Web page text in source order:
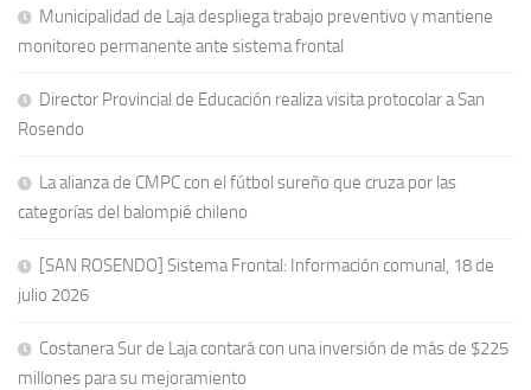
Municipalidad de Laja despliega trabajo preventivo y mantiene
monitoreo permanente ante sistema frontal
Director Provincial de Educación realiza visita protocolar a San
Rosendo
La alianza de CMPC con el fútbol sureño que cruza por las
categorías del balompié chileno
[SAN ROSENDO] Sistema Frontal: Información comunal, 18 de
julio 2026
Costanera Sur de Laja contará con una inversión de más de $225
millones para su mejoramiento